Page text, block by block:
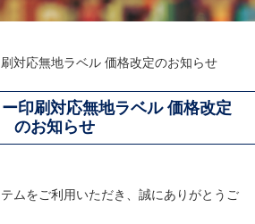
刷対応無地ラベル 価格改定のお知らせ
ー印刷対応無地ラベル 価格改定
のお知らせ
ムをご利用いただき、誠にありがとうご